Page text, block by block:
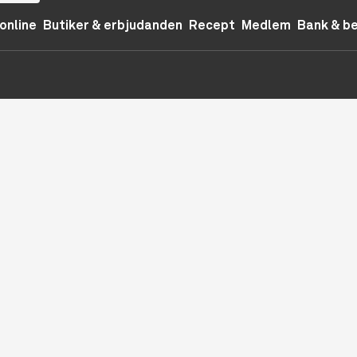
Butiker & erbjudanden Recept Medlem Bank &